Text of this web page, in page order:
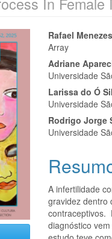
do
artigo
Rafael
Array
Adriane
Universidade
Larissa do Ó
Universidade
Rodrigo Jorge
Universidade
A infertilidade
gravidez dentro
contraceptivos.
diagnóstico